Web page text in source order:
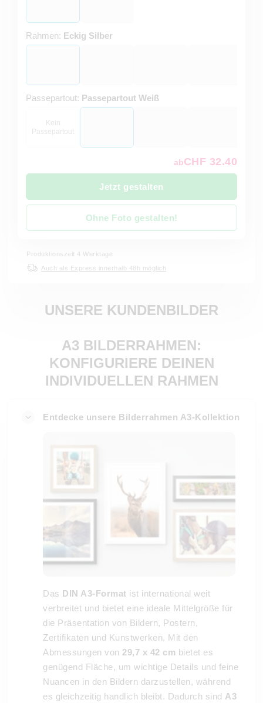
Rahmen: Eckig Silber
Passepartout: Passepartout Weiß
Kein
Passepartout
abCHF 32.40
Jetzt gestalten
Ohne Foto gestalten!
Produktionszeit 4 Werktage
Auch als Express innerhalb 48h möglich
UNSERE KUNDENBILDER
A3 BILDERRAHMEN:
KONFIGURIERE DEINEN
INDIVIDUELLEN RAHMEN
Entdecke unsere Bilderrahmen A3-Kollektion
Das DIN A3-Format ist international weit
verbreitet und bietet eine ideale Mittelgröße für
die Präsentation von Bildern, Postern,
Zertifikaten und Kunstwerken. Mit den
Abmessungen von 29,7 x 42 cm bietet es
genügend Fläche, um wichtige Details und feine
Nuancen in den Bildern darzustellen, während
es gleichzeitig handlich bleibt. Dadurch sind A3